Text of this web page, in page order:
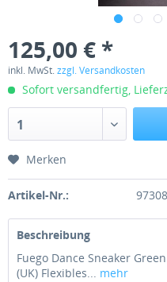
125,00 € *
inkl. MwSt.zzgl. Versandkosten
Sofort versandfertig,
1
Merken
Artikel-Nr.:
Beschreibung
Fuego Dance Sneaker
(UK) Flexibles... mehr